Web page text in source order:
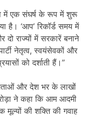
में एक संघर्ष के रूप में शुरू
है। ‘आप’ रिकॉर्ड समय में
दो राज्यों में सरकारें बनाने
नेतृत्व, स्वयंसेवकों और
को दर्शाती हैं।”
नेताओं और देश भर के लाखों
ने कहा कि आम आदमी
मूल्यों की शक्ति की गवाह